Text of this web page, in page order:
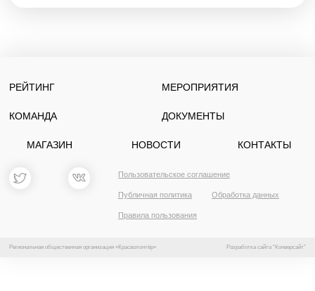
РЕЙТИНГ МЕРОПРИЯТИЯ
КОМАНДА ДОКУМЕНТЫ
МАГАЗИН НОВОСТИ КОНТАКТЫ
Пользовательское соглашение
Публичная политика Обработка данных
Правила пользования
Региональная общественная организация «Красволонтёр» Разработка сайта “Конверсайт”